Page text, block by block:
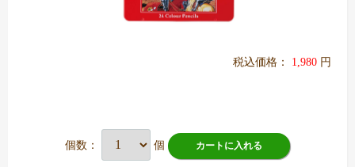
税込価格： 1,980 円
個数： 個 カートに入れる